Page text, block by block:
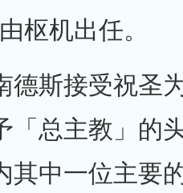
枢机出任。
德斯接受祝圣
「总主教」的
其中一位主要